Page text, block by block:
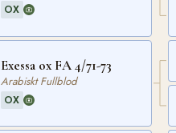
OX
Exessa ox FA 4/71-73
Arabiskt Fullblod
OX